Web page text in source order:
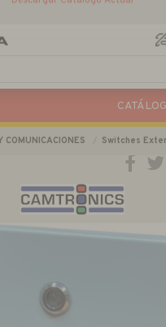
Descargar Catálogo Actual
COMUNICACIONES Switches